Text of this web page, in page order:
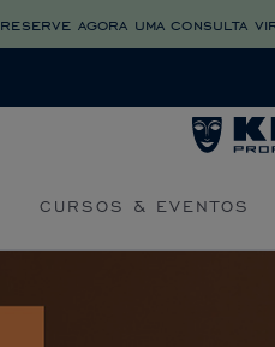
reserve agora uma consulta
CURSOS & EVENTOS